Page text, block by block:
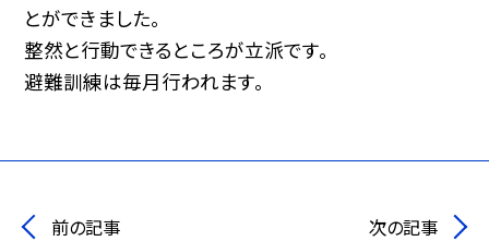
とができました。
整然と行動できるところが立派です。
避難訓練は毎月行われます。
前の記事 次の記事